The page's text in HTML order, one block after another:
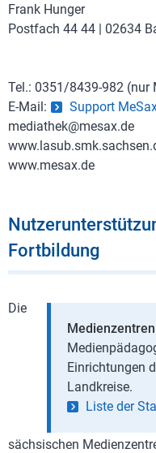
Frank Hunger
Postfach 44 44 | 02634
Tel.: 0351/8439-982 (nur
E-Mail:
Support
mediathek@mesax.de
www.mesax.de
Fortbildung
Einrichtungen
Landkreise.
Liste der
Die
sächsischen